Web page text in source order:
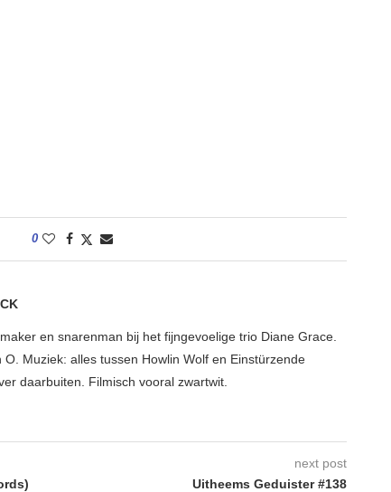
0
en snarenman bij het fijngevoelige trio Diane Grace.
O. Muziek: alles tussen Howlin Wolf en Einstürzende
daarbuiten. Filmisch vooral zwartwit.
next post
Uitheems Geduister #138